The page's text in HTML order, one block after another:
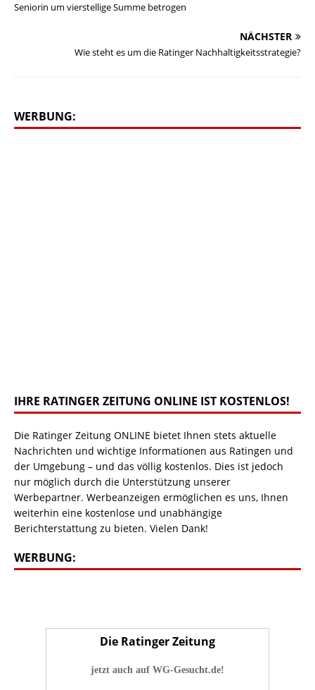
Seniorin um vierstellige Summe betrogen
NÄCHSTER
Wie steht es um die Ratinger Nachhaltigkeitsstrategie?
WERBUNG:
IHRE RATINGER ZEITUNG ONLINE IST KOSTENLOS!
Die Ratinger Zeitung ONLINE bietet Ihnen stets aktuelle
Nachrichten und wichtige Informationen aus Ratingen und
der Umgebung – und das völlig kostenlos. Dies ist jedoch
nur möglich durch die Unterstützung unserer
Werbepartner. Werbeanzeigen ermöglichen es uns, Ihnen
weiterhin eine kostenlose und unabhängige
Berichterstattung zu bieten. Vielen Dank!
WERBUNG:
Die Ratinger Zeitung
jetzt auch auf WG-Gesucht.de!